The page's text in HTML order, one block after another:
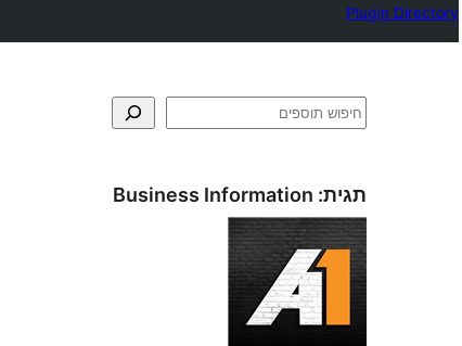
Plugin Directory
חיפוש
תגית: Business Information